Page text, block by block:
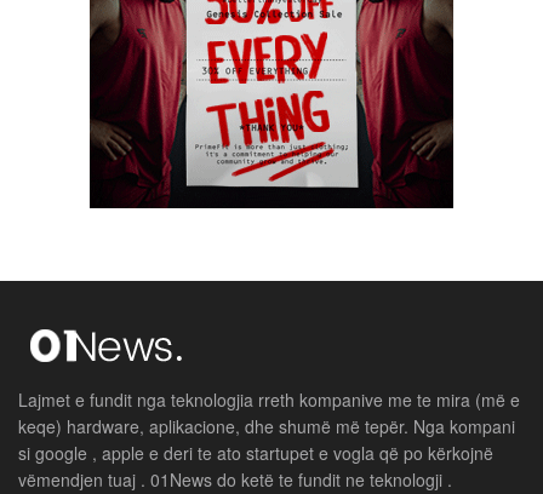
Lajmet e fundit nga teknologjia rreth kompanive me te mira (më e
keqe) hardware, aplikacione, dhe shumë më tepër. Nga kompani
si google , apple e deri te ato startupet e vogla që po kërkojnë
vëmendjen tuaj . 01News do ketë te fundit ne teknologji .